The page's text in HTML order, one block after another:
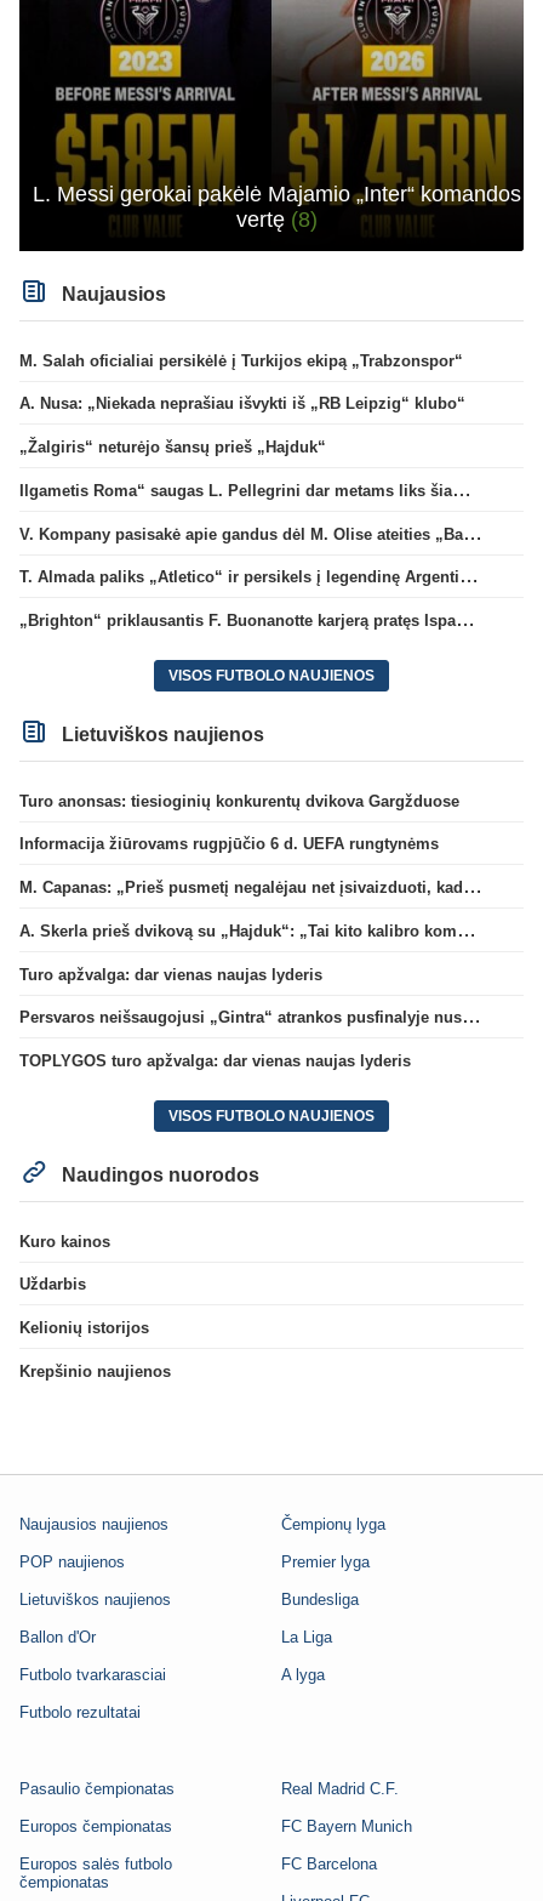
L. Messi gerokai pakėlė Majamio „Inter“ komandos
vertę (8)
Naujausios
M. Salah oficialiai persikėlė į Turkijos ekipą „Trabzonspor“
A. Nusa: „Niekada neprašiau išvykti iš „RB Leipzig“ klubo“
„Žalgiris“ neturėjo šansų prieš „Hajduk“
Ilgametis Roma“ saugas L. Pellegrini dar metams liks šiame klube
V. Kompany pasisakė apie gandus dėl M. Olise ateities „Bayern“ gretose
T. Almada paliks „Atletico“ ir persikels į legendinę Argentinos ekipą
„Brighton“ priklausantis F. Buonanotte karjerą pratęs Ispanijoje
VISOS FUTBOLO NAUJIENOS
Lietuviškos naujienos
Turo anonsas: tiesioginių konkurentų dvikova Gargžduose
Informacija žiūrovams rugpjūčio 6 d. UEFA rungtynėms
M. Capanas: „Prieš pusmetį negalėjau net įsivaizduoti, kad žaisime prieš „Hajduk“
A. Skerla prieš dvikovą su „Hajduk“: „Tai kito kalibro komanda“
Turo apžvalga: dar vienas naujas lyderis
Persvaros neišsaugojusi „Gintra“ atrankos pusfinalyje nusileido Škotijos čempionėms
TOPLYGOS turo apžvalga: dar vienas naujas lyderis
VISOS FUTBOLO NAUJIENOS
Naudingos nuorodos
Kuro kainos
Uždarbis
Kelionių istorijos
Krepšinio naujienos
Naujausios naujienos
POP naujienos
Lietuviškos naujienos
Ballon d'Or
Futbolo tvarkarasciai
Futbolo rezultatai
Čempionų lyga
Premier lyga
Bundesliga
La Liga
A lyga
Pasaulio čempionatas
Europos čempionatas
Europos salės futbolo
čempionatas
Real Madrid C.F.
FC Bayern Munich
FC Barcelona